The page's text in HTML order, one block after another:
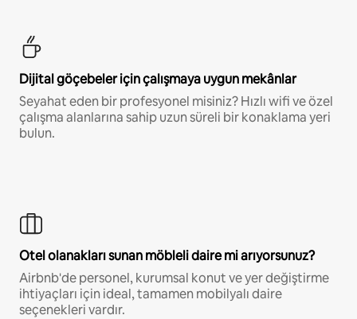
Dijital göçebeler için çalışmaya uygun mekânlar
Seyahat eden bir profesyonel misiniz? Hızlı wifi ve özel
çalışma alanlarına sahip uzun süreli bir konaklama yeri
bulun.
Otel olanakları sunan möbleli daire mi arıyorsunuz?
Airbnb'de personel, kurumsal konut ve yer değiştirme
ihtiyaçları için ideal, tamamen mobilyalı daire
seçenekleri vardır.